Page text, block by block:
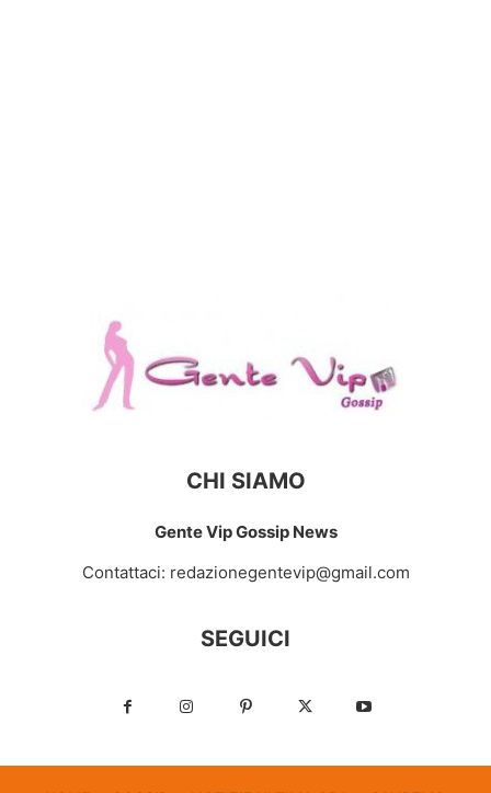
CHI SIAMO
Gente Vip Gossip News
Contattaci: redazionegentevip@gmail.com
SEGUICI